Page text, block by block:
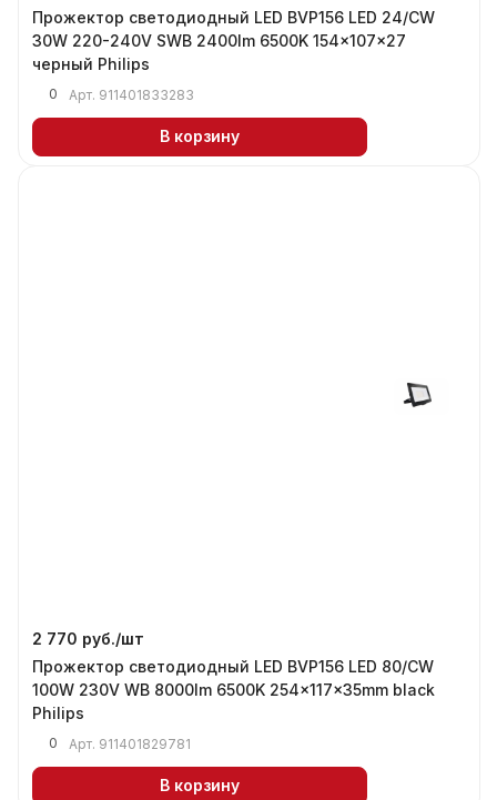
Прожектор светодиодный LED BVP156 LED 24/СW
30W 220-240V SWB 2400lm 6500K 154x107x27
черный Philips
0 Арт. 911401833283
В корзину
2 770 руб./шт
Прожектор светодиодный LED BVP156 LED 80/CW
100W 230V WB 8000lm 6500K 254x117x35mm black
Philips
0 Арт. 911401829781
В корзину